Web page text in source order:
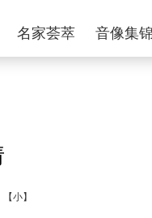
名家荟萃 音像集
【小】